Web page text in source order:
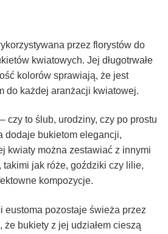
przez florystów do
kwiatowych. Jej długotrwałe
kolorów sprawiają, że jest
do każdej aranżacji kwiatowej.
czy to ślub, urodziny, czy po prostu
dodaje bukietom elegancji,
kwiaty można zestawiać z innymi
jak róże, goździki czy lilie,
kompozycje.
eustoma pozostaje świeża przez
że bukiety z jej udziałem cieszą